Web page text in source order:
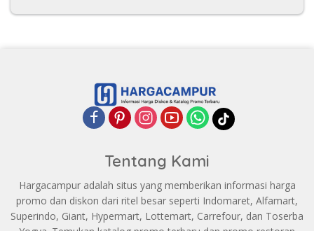
Tentang Kami
Hargacampur adalah situs yang memberikan informasi harga
promo dan diskon dari ritel besar seperti Indomaret, Alfamart,
Superindo, Giant, Hypermart, Lottemart, Carrefour, dan Toserba